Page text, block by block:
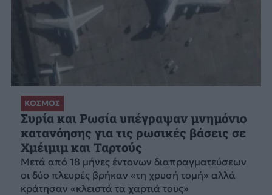
ΚΟΣΜΟΣ
Συρία και Ρωσία υπέγραψαν μνημόνιο
κατανόησης για τις ρωσικές βάσεις σε
Χμέιμιμ και Ταρτούς
Μετά από 18 μήνες έντονων διαπραγματεύσεων
οι δύο πλευρές βρήκαν «τη χρυσή τομή» αλλά
κράτησαν «κλειστά τα χαρτιά τους»